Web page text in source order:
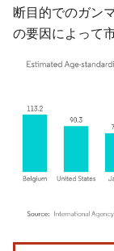
断目的でのガン
の要因によって
画像 © Mordor